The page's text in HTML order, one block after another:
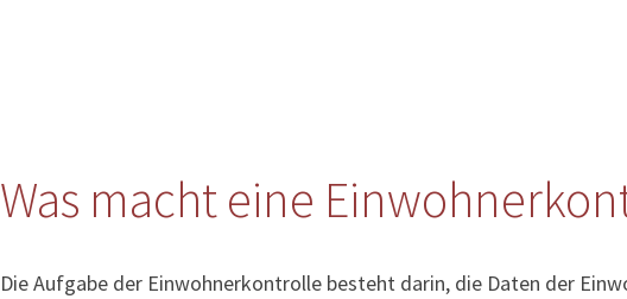
Was macht eine
Die Aufgabe der Einwohnerkontrolle besteht darin, die Daten der